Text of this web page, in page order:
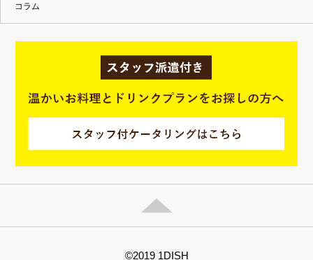
コラム
©2019 1DISH